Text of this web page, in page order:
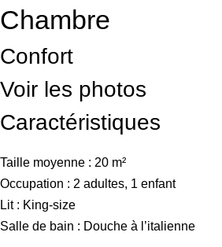
Menu
Réservation
Réservation
Chambre
Confort
Voir les photos
Caractéristiques
Taille moyenne : 20 m²
Occupation : 2 adultes, 1 enfant
Lit : King-size
Salle de bain : Douche à l’italienne